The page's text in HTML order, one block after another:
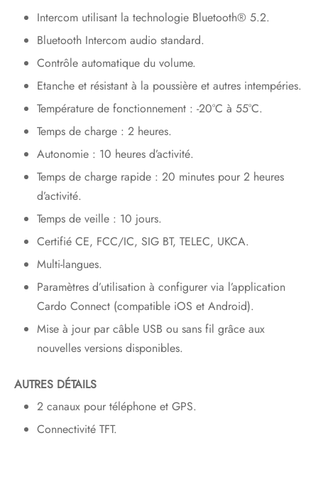
Intercom utilisant la technologie Bluetooth® 5.2.
Bluetooth Intercom audio standard.
Contrôle automatique du volume.
Etanche et résistant à la poussière et autres intempéries.
Température de fonctionnement : -20°C à 55°C.
Temps de charge : 2 heures.
Autonomie : 10 heures d’activité.
Temps de charge rapide : 20 minutes pour 2 heures
d’activité.
Temps de veille : 10 jours.
Certifié CE, FCC/IC, SIG BT, TELEC, UKCA.
Multi-langues.
Paramètres d’utilisation à configurer via l’application
Cardo Connect (compatible iOS et Android).
Mise à jour par câble USB ou sans fil grâce aux
nouvelles versions disponibles.
AUTRES DÉTAILS
2 canaux pour téléphone et GPS.
Connectivité TFT.